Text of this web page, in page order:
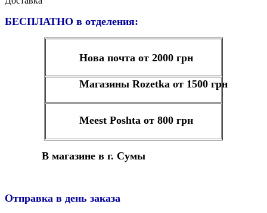
БЕСПЛАТНО в отделения:
Нова почта от 2000 грн
Магазины Rozetka от 1500 грн
Meest Poshta от 800 грн
В магазине в г. Сумы
Отправка в день заказа